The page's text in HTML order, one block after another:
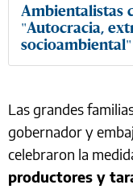
Ambientalistas
"Autocracia,
socioambiental"
Las grandes
gobernador y
celebraron la
productores y